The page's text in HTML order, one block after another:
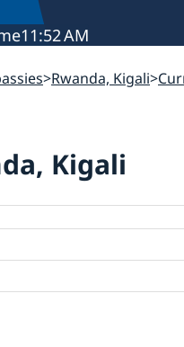
11:52 AM
Rwanda, Kigali
Kigali